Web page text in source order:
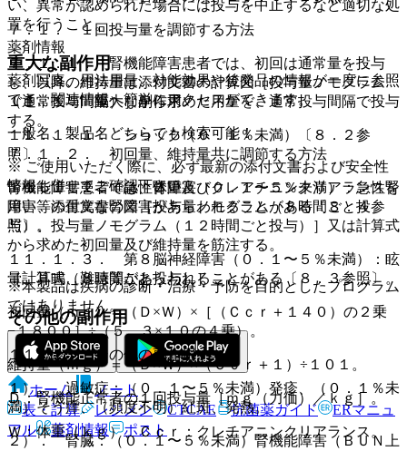
い、異常が認められた場合には投与を中止するなど適切な処
置を行うこと。
重大な副作用
１１．１． 重大な副作用
１１．１．１． ショック（０．１％未満）〔８．２参
照〕。
１１．１．２． 急性腎障害（０．１〜５％未満）：急性腎
障害等の重篤な腎障害があらわれることがある〔８．４参
照〕。
１１．１．３． 第８脳神経障害（０．１〜５％未満）：眩
暈、耳鳴、難聴等があらわれることがある〔８．３参照〕。
その他の副作用
１１．２． その他の副作用
１）． 過敏症：（０．１〜５％未満）発疹、（０．１％未
満）そう痒、（頻度不明）紅斑、発熱。
２）． 腎臓：（０．１〜５％未満）腎機能障害（ＢＵＮ上
７．１． １回投与量を調節する方法
７．１．１． 腎機能障害患者では、初回は通常量を投与
し、以降の維持量は添付文書の計算図［投与量ノモグラム
（通常投与間隔）］から求めた用量を、通常投与間隔で投与
する。
７．１．２． 初回量、維持量共に調節する方法
腎機能障害患者では、体重及びクレアチニンクリアランスを
用い、添付文書の図［投与量ノモグラム（８時間ごと投
与）、投与量ノモグラム（１２時間ごと投与）］又は計算式
から求めた初回量及び維持量を筋注する。
［計算式（８時間ごと投与）］
初回量（ｍｇ）＝（Ｄ×Ｗ）×［（Ｃｃｒ＋１４０）の２乗
−１８００］÷（５．３×１０の４乗）。
維持量（ｍｇ）＝（Ｄ×Ｗ）×（Ｃｃｒ＋１）÷１０１。
Ｄ：腎機能正常者の１回投与量［ｍｇ（力価）／ｋｇ］。
Ｗ：体重（ｋｇ）、Ｃｃｒ：クレチアニンクリアランス。
薬剤情報
薬剤写真、用法用量、効能効果や後発品の情報が一度に参照
でき、関連情報へ簡単にアクセスができます。
一般名、製品名どちらでも検索可能！
※ ご使用いただく際に、必ず最新の添付文書および安全性
情報も併せてご確認下さい。
※本製品は疾病の診断・治療・予防を目的としたプログラム
ではありません。
ホーム
ノート
表・計算
レジメン CTCAE 抗菌薬ガイド
ERマニュ
アル
薬剤情報 ポスト